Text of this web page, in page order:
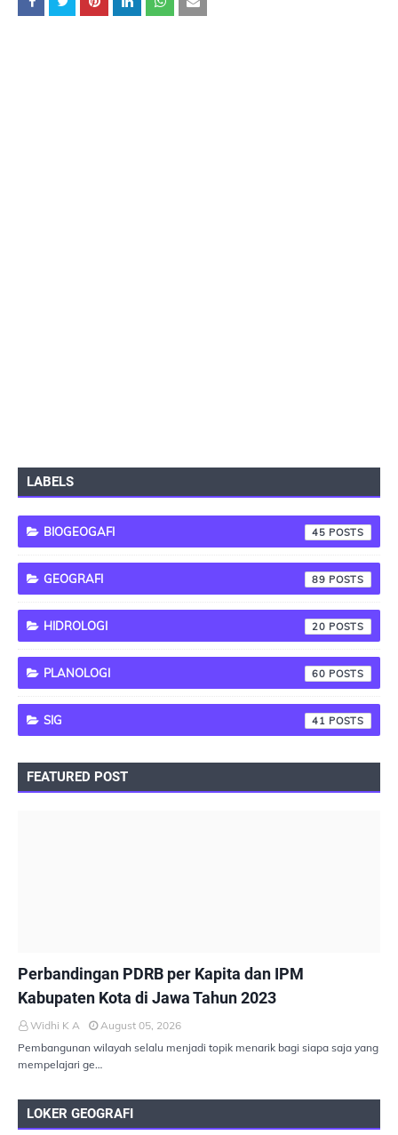
LABELS
BIOGEOGAFI 45
GEOGRAFI 89
HIDROLOGI 20
PLANOLOGI 60
SIG 41
FEATURED POST
Perbandingan PDRB per Kapita dan IPM
Kabupaten Kota di Jawa Tahun 2023
Widhi K A
August 05, 2026
Pembangunan wilayah selalu menjadi topik menarik bagi siapa saja yang
mempelajari ge…
LOKER GEOGRAFI